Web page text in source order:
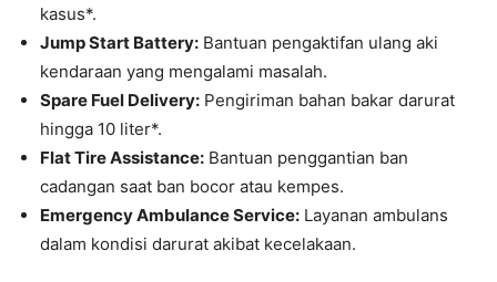
kasus*.
Jump Start Battery: Bantuan pengaktifan ulang aki
kendaraan yang mengalami masalah.
Spare Fuel Delivery: Pengiriman bahan bakar darurat
hingga 10 liter*.
Flat Tire Assistance: Bantuan penggantian ban
cadangan saat ban bocor atau kempes.
Emergency Ambulance Service: Layanan ambulans
dalam kondisi darurat akibat kecelakaan.